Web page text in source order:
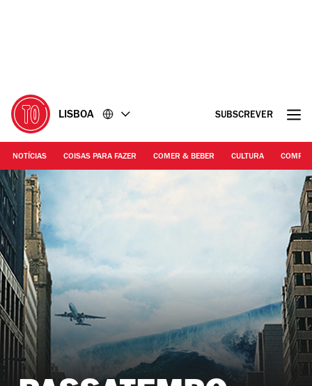
LISBOA SUBSCREVER
NOTÍCIAS COISAS PARA FAZER COMER & BEBER CULTURA